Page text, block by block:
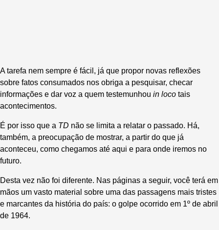
A tarefa nem sempre é fácil, já que propor novas reflexões
sobre fatos consumados nos obriga a pesquisar, checar
informações e dar voz a quem testemunhou in loco tais
acontecimentos.
É por isso que a TD não se limita a relatar o passado. Há,
também, a preocupação de mostrar, a partir do que já
aconteceu, como chegamos até aqui e para onde iremos no
futuro.
Desta vez não foi diferente. Nas páginas a seguir, você terá em
mãos um vasto material sobre uma das passagens mais tristes
e marcantes da história do país: o golpe ocorrido em 1º de abril
de 1964.